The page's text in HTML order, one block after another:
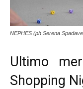
NEPHES (ph Serena
Ultimo
Shopping